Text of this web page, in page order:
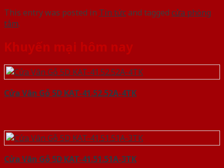
This entry was posted in Tin tứcand tagged cửa phòng
tắm.
Khuyến mại hôm nay
Cửa Vân Gỗ 5D KAT-41.52.52A-4TK
Cửa Vân Gỗ 5D KAT-41.51.51A-3TK